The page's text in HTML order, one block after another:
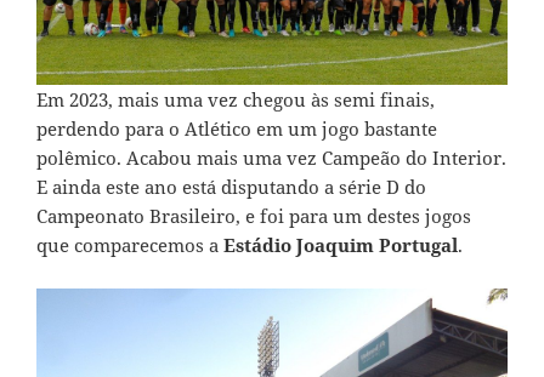
Em 2023, mais uma vez chegou às semi finais,
perdendo para o Atlético em um jogo bastante
polêmico. Acabou mais uma vez Campeão do Interior.
E ainda este ano está disputando a série D do
Campeonato Brasileiro, e foi para um destes jogos
que comparecemos a Estádio Joaquim Portugal.